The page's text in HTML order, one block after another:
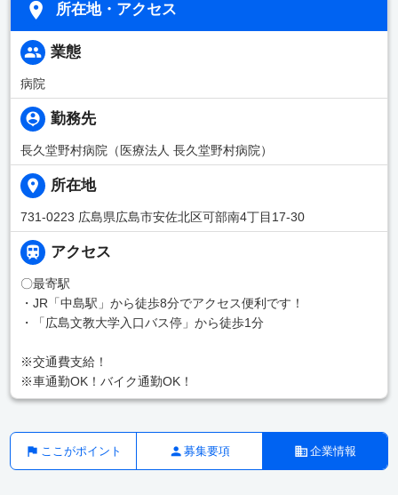
所在地・アクセス
業態
病院
勤務先
長久堂野村病院（医療法人 長久堂野村病院）
所在地
731-0223 広島県広島市安佐北区可部南4丁目17-30
アクセス
〇最寄駅
・JR「中島駅」から徒歩8分でアクセス便利です！
・「広島文教大学入口バス停」から徒歩1分
※交通費支給！
※車通勤OK！バイク通勤OK！
ここがポイント 募集要項 企業情報